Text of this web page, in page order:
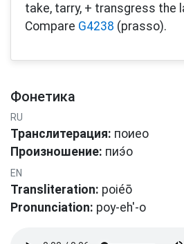
take, tarry, + transgress the
Compare G4238 (prasso).
Фонетика
RU
Транслитерация: поиео
Произношение: пиэ́о
EN
Transliteration: poiéō
Pronunciation: poy-eh'-o